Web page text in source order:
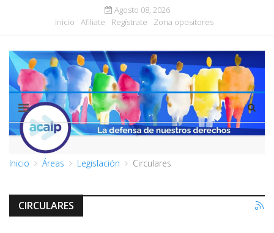
Agosto 08, 2026
Inicio
Afiliate Regístrate Zona opositores
Inicio Áreas Legislación Circulares
CIRCULARES